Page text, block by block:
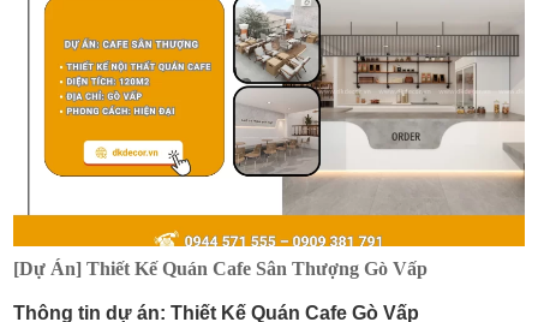
[Dự Án] Thiết Kế Quán Cafe Sân Thượng Gò Vấp
Thông tin dự án: Thiết Kế Quán Cafe Gò Vấp